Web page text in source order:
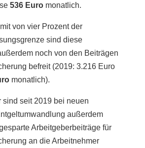
536 Euromonatlich.
von vier Prozent der
sind diese
noch von den Beiträgen
befreit (2019: 3.216 Euro
monatlich)­.
sind seit 2019 bei neuen
außerdem
Arbeitgeberbeiträge für
an die Arbeitnehmer